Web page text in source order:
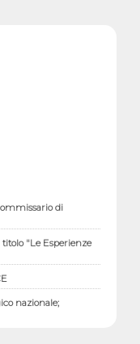
di
"Le Esperienze
nazionale;